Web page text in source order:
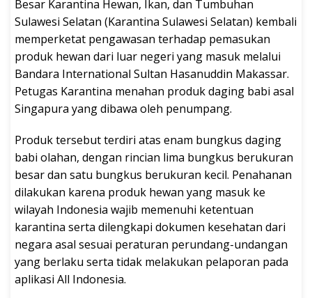
Besar Karantina Hewan, Ikan, dan Tumbuhan
Sulawesi Selatan (Karantina Sulawesi Selatan) kembali
memperketat pengawasan terhadap pemasukan
produk hewan dari luar negeri yang masuk melalui
Bandara International Sultan Hasanuddin Makassar.
Petugas Karantina menahan produk daging babi asal
Singapura yang dibawa oleh penumpang.
Produk tersebut terdiri atas enam bungkus daging
babi olahan, dengan rincian lima bungkus berukuran
besar dan satu bungkus berukuran kecil. Penahanan
dilakukan karena produk hewan yang masuk ke
wilayah Indonesia wajib memenuhi ketentuan
karantina serta dilengkapi dokumen kesehatan dari
negara asal sesuai peraturan perundang-undangan
yang berlaku serta tidak melakukan pelaporan pada
aplikasi All Indonesia.